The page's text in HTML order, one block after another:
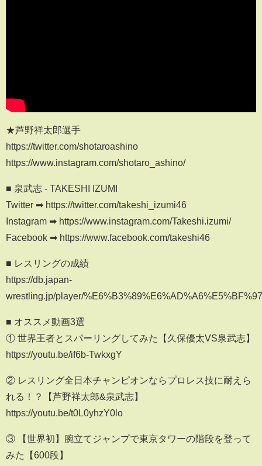
★芦野祥太郎選手
https://twitter.com/shotaroashino
https://www.instagram.com/shotaro_ashino/
■ 泉武志 - TAKESHI IZUMI
Twitter ➡︎ https://twitter.com/takeshi_izumi46
Instagram ➡︎ https://www.instagram.com/Takeshi.izumi/
Facebook ➡︎ https://www.facebook.com/takeshi46
■ レスリングの成績
https://db.japan-
wrestling.jp/player/
■ オススメ動画3選
① 世界王者とスパーリングしてみた【久保優太VS泉武志】
https://youtu.be/if6b-TwkxgY
② レスリング全日本チャンピオンならプロレス技に耐えら
れる！？【芦野祥太郎&泉武志】
https://youtu.be/t0L0yhzY0lo
③ 【世界初】腕立てジャンプで東京タワーの階段を登って
みた【600段】